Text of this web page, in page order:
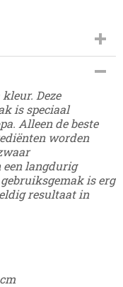
Deze
is speciaal
Alleen de beste
worden
een langdurig
is erg
resultaat in